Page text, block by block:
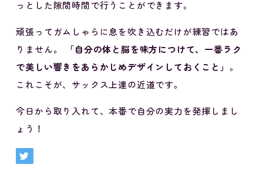
っとした隙間時間で行うことができます。
頑張ってガムしゃらに息を吹き込むだけが練習ではあ
りません。
「自分の体と脳を味方につけて、一番ラク
で美しい響きをあらかじめデザインしておくこと」 。
これこそが、サックス上達の近道です。
今日から取り入れて、本番で自分の実力を発揮しまし
ょう！